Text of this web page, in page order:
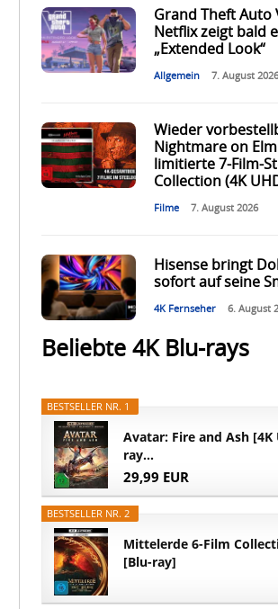
Grand Theft Auto
Netflix zeigt bald
„Extended Look“
Allgemein 7. August 2026
Wieder
Nightmare on
limitierte 7-Film-
Collection (4K
Filme 7. August 2026
Hisense bringt
sofort auf seine
4K Fernseher 6. August
Beliebte 4K Blu-rays
BESTSELLER NR. 1
Avatar: Fire and Ash [4K
ray...
29,99 EUR
BESTSELLER NR. 2
Mittelerde 6-Film
[Blu-ray]